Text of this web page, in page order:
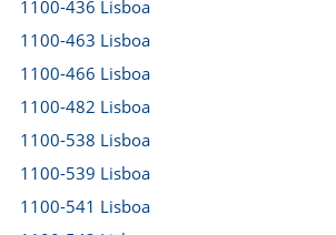
1100-436 Lisboa
1100-463 Lisboa
1100-466 Lisboa
1100-482 Lisboa
1100-538 Lisboa
1100-539 Lisboa
1100-541 Lisboa